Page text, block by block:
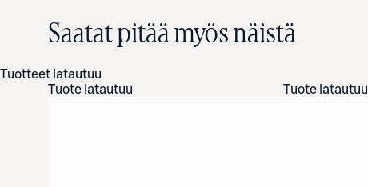
Saatat pitää myös näistä
Tuotteet latautuu
Tuote latautuu
Tuote latautuu